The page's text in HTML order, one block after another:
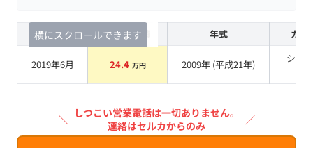
横にスクロールできます
査定時期 セルカ実績 年式 カラ
2019年6月 24.4 万円 2009年 (平成21年)
シル
＼ しつこい営業電話は一切ありません。
連絡はセルカからのみ
／